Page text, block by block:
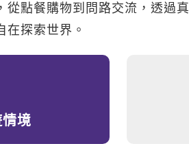
從點餐購物到問路交流，透過
在探索世界。
境